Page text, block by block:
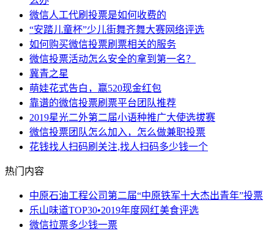
微信人工代刷投票是如何收费的
“安踏儿童杯”少儿街舞齐舞大赛网络评选
如何购买微信投票刷票相关的服务
微信投票活动怎么安全的拿到第一名？
冀青之星
萌娃花式告白，赢520现金红包
靠谱的微信投票刷票平台团队推荐
2019星光二外第二届小语种推广大使选拔赛
微信投票团队怎么加入，怎么做兼职投票
花钱找人扫码刷关注,找人扫码多少钱一个
热门内容
中原石油工程公司第二届“中原铁军十大杰出青年”投票
乐山味道TOP30•2019年度网红美食评选
微信拉票多少钱一票